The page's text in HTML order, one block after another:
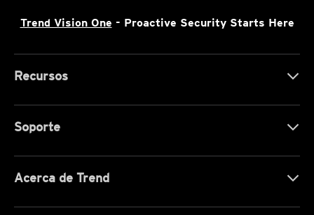
Trend Vision One - Proactive Security Starts Here
Recursos
Soporte
Acerca de Trend